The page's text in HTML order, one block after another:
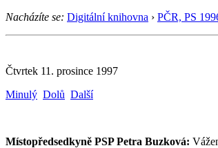
Nacházíte se: Digitální knihovna › PČR, PS
Čtvrtek 11. prosince 1997
Minulý Dolů Další
Místopředsedkyně PSP Petra Buzková: